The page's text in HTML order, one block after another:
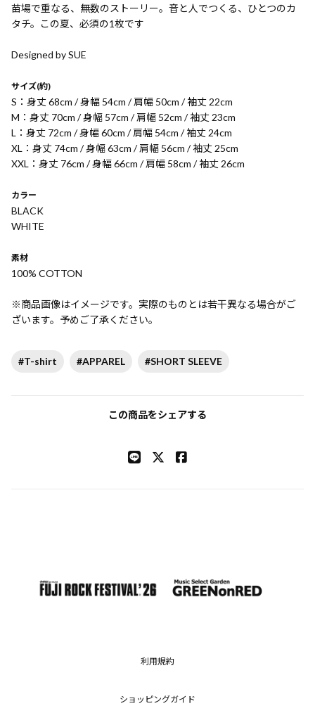
苗場で重なる、無数のストーリー。音と人でつくる、ひとつのカ
タチ。この夏、必須の1枚です
Designed by SUE
サイズ(約)
S：身丈 68cm / 身幅 54cm / 肩幅 50cm / 袖丈 22cm
M：身丈 70cm / 身幅 57cm / 肩幅 52cm / 袖丈 23cm
L：身丈 72cm / 身幅 60cm / 肩幅 54cm / 袖丈 24cm
XL：身丈 74cm / 身幅 63cm / 肩幅 56cm / 袖丈 25cm
XXL：身丈 76cm / 身幅 66cm / 肩幅 58cm / 袖丈 26cm
カラー
BLACK
WHITE
素材
100% COTTON
※商品画像はイメージです。実際のものとは若干異なる場合がご
ざいます。予めご了承ください。
#T-shirt #APPAREL #SHORT SLEEVE
この商品をシェアする
利用規約
ショッピングガイド